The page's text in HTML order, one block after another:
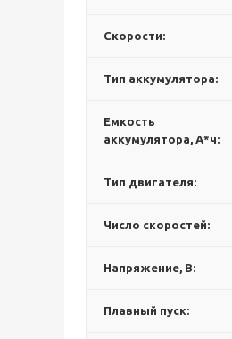
Скорости:
Тип аккумулятора:
Емкость
аккумулятора, А*ч:
Тип двигателя:
Число скоростей:
Напряжение, В:
Плавный пуск: